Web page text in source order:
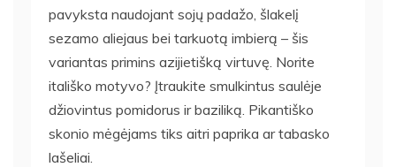
pavyksta naudojant sojų padažo, šlakelį
sezamo aliejaus bei tarkuotą imbierą – šis
variantas primins azijietišką virtuvę. Norite
itališko motyvo? Įtraukite smulkintus saulėje
džiovintus pomidorus ir baziliką. Pikantiško
skonio mėgėjams tiks aitri paprika ar tabasko
lašeliai.